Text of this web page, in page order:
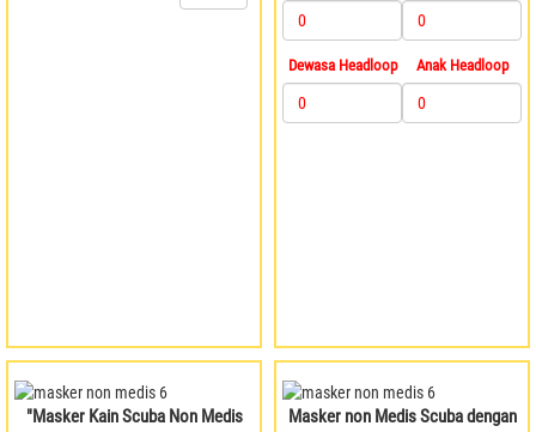
Dewasa Headloop Anak Headloop
"Masker Kain Scuba Non Medis
Masker non Medis Scuba dengan